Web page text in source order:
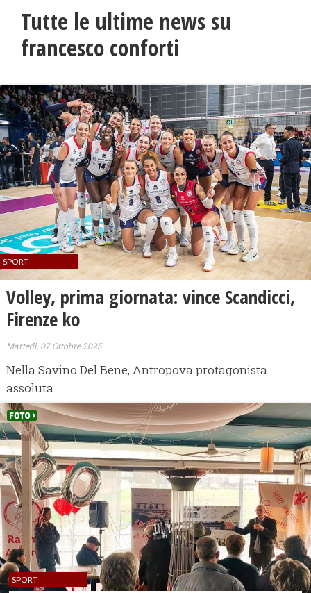
Tutte le ultime news su
francesco conforti
SPORT
Volley, prima giornata: vince Scandicci,
Firenze ko
Martedì, 07 Ottobre 2025
Nella Savino Del Bene, Antropova protagonista
assoluta
SPORT